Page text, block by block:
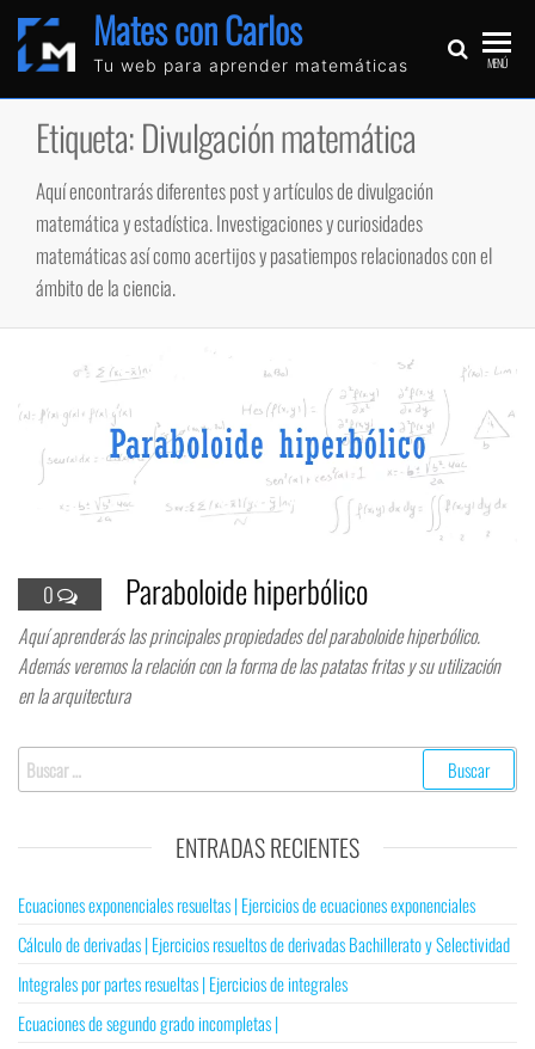
Mates con Carlos
Tu web para aprender matemáticas MENÚ
Etiqueta:Divulgación matemática
Aquí encontrarás diferentes post y artículos de divulgación
matemática y estadística. Investigaciones y curiosidades
matemáticas así como acertijos y pasatiempos relacionados con el
ámbito de la ciencia.
0 Paraboloide hiperbólico
Aquí aprenderás las principales propiedades del paraboloide hiperbólico.
Además veremos la relación con la forma de las patatas fritas y su utilización
en la arquitectura
ENTRADAS RECIENTES
Ecuaciones exponenciales resueltas | Ejercicios de ecuaciones exponenciales
Cálculo de derivadas | Ejercicios resueltos de derivadas Bachillerato y Selectividad
Integrales por partes resueltas | Ejercicios de integrales
Ecuaciones de segundo grado incompletas |